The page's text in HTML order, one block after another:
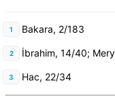
Bakara, 2/183
İbrahim, 14/40;
Hac, 22/34